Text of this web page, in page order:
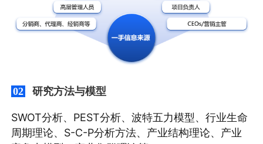
02 研究方法与模型
SWOT分析、PEST分析、波特五力模型、行业生命
周期理论、S-C-P分析方法、产业结构理论、产业